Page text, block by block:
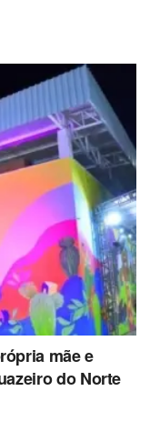
mãe e
do Norte